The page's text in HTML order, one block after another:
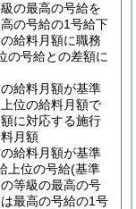
の最高の号給を
の号給の1号給下
給料月額に職務
の号給との差額に
給料月額が基準
位の給料月額で
に対応する施行
月額
給料月額が基準
上位の号給(基準
等級の最高の号
最高の号給の1号